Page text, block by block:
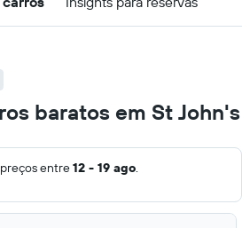
baratos em St John's
entre12 - 19 ago.